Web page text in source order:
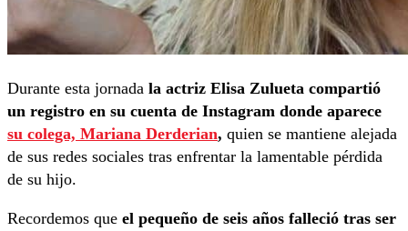
Durante esta jornada la actriz Elisa Zulueta compartió
un registro en su cuenta de Instagram donde aparece
su colega, Mariana Derderian, quien se mantiene alejada
de sus redes sociales tras enfrentar la lamentable pérdida
de su hijo.
Recordemos que el pequeño de seis años falleció tras ser